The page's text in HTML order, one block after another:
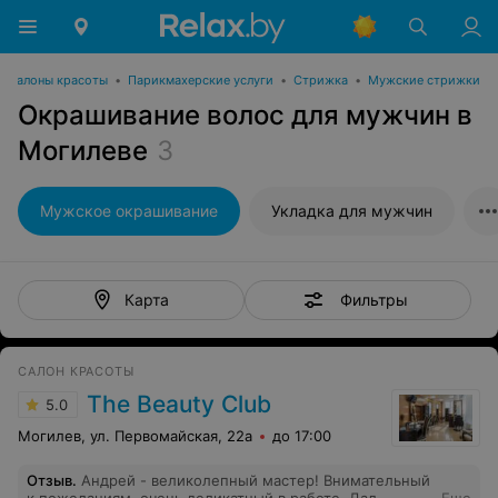
Салоны красоты • Парикмахерские услуги • Стрижка • Мужские стрижки
Окрашивание волос для мужчин в
Могилеве 3
Мужское окрашивание Укладка для мужчин
Карта Фильтры
САЛОН КРАСОТЫ
5.0 The Beauty Club
Могилев, ул. Первомайская, 22а до 17:00
Отзыв. Андрей - великолепный мастер! Внимательный